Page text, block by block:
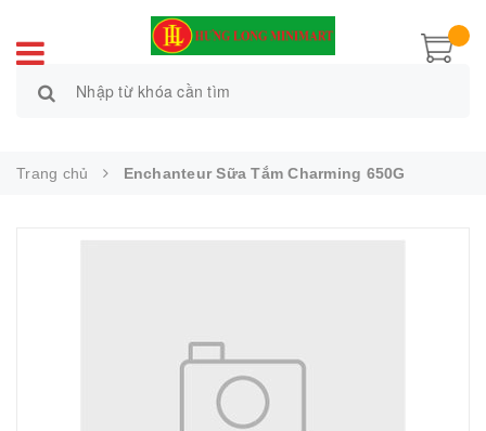
Trang chủ Enchanteur Sữa Tắm Charming 650G